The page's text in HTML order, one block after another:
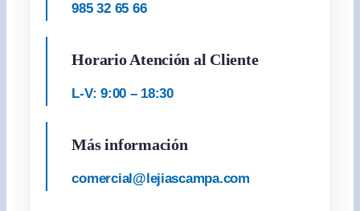
985 32 65 66
Horario Atención al Cliente
L-V: 9:00 – 18:30
Más información
comercial@lejiascampa.com